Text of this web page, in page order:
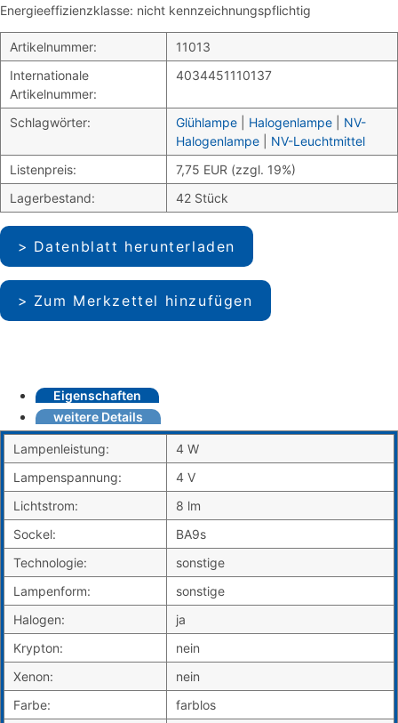
Energieeffizienzklasse: nicht kennzeichnungspflichtig
Artikelnummer:
11013
Internationale
Artikelnummer:
4034451110137
Schlagwörter: Glühlampe Halogenlampe
NV-
Halogenlampe
NV-Leuchtmittel
Listenpreis:
7,75 EUR (zzgl. 19%)
Lagerbestand:
42 Stück
Datenblatt herunterladen
Zum Merkzettel hinzufügen
Eigenschaften
weitere Details
Lampenleistung:
4 W
Lampenspannung:
4 V
Lichtstrom:
8 lm
Sockel:
BA9s
Technologie:
sonstige
Lampenform:
sonstige
Halogen:
ja
Krypton:
nein
Xenon:
nein
Farbe:
farblos